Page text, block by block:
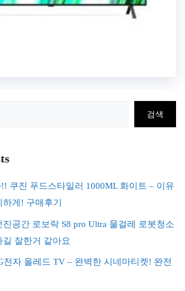
검색
쿠진 푸드스타일러 1000ML 화이트 – 이유
게! 구매후기
공간 로보락 S8 pro Ultra 물걸레 로봇청소
길 잘한거 같아요
전자 올레드 TV – 완벽한 시네마티켓! 완전